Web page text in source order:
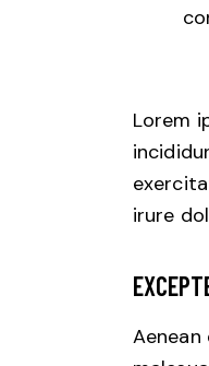
Lorem
irure